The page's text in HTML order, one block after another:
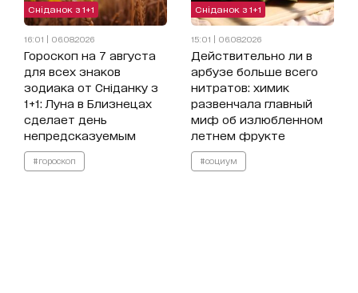
Сніданок з 1+1
16:01 | 06.08.2026
Гороскоп на 7 августа
для всех знаков
зодиака от Сніданку з
1+1: Луна в Близнецах
сделает день
непредсказуемым
#гороскоп
Сніданок з 1+1
15:01 | 06.08.2026
Действительно ли в
арбузе больше всего
нитратов: химик
развенчала главный
миф об излюбленном
летнем фрукте
#социум